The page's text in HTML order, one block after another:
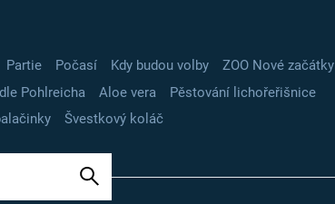
Partie Počasí Kdy budou volby
ZOO Nové začátky
Pohlreicha Aloe vera
Pěstování lichořeřišnice
Švestkový koláč